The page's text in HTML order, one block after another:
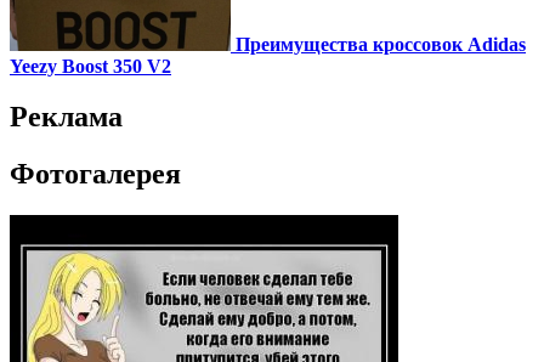
Преимущества кроссовок Adidas
Yeezy Boost 350 V2
Реклама
Фотогалерея